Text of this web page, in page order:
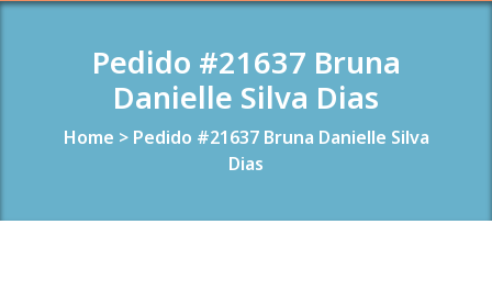
Pedido #21637 Bruna
Danielle Silva Dias
Home > Pedido #21637 Bruna Danielle Silva
Dias